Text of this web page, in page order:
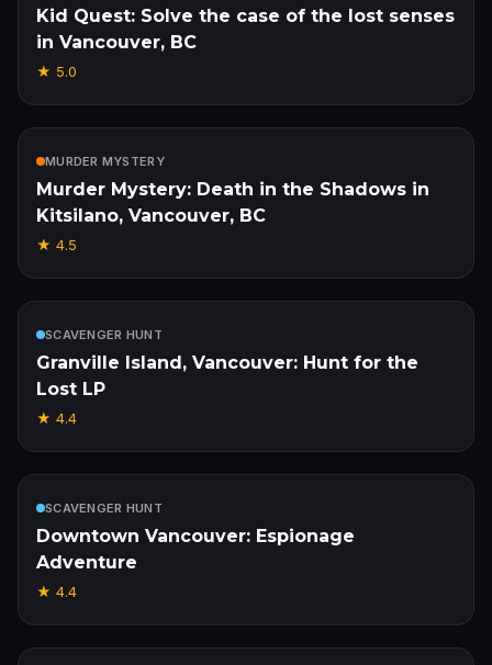
Kid Quest: Solve the case of the lost senses
in Vancouver, BC
★ 5.0
MURDER MYSTERY
Murder Mystery: Death in the Shadows in
Kitsilano, Vancouver, BC
★ 4.5
SCAVENGER HUNT
Granville Island, Vancouver: Hunt for the
Lost LP
★ 4.4
SCAVENGER HUNT
Downtown Vancouver: Espionage
Adventure
★ 4.4